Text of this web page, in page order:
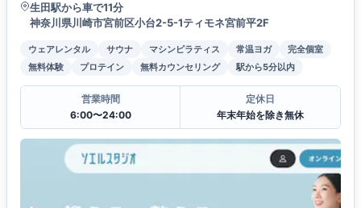
生田駅から車で11分
神奈川県川崎市宮前区小台2-5-1ティモネ宮前平2F
ウェアレンタル サウナ マシンピラティス 常温ヨガ
完全個室
無料体験
プロテイン 無料カウンセリング 駅から5分以内
営業時間
6:00〜24:00
定休日
年末年始を除き無休